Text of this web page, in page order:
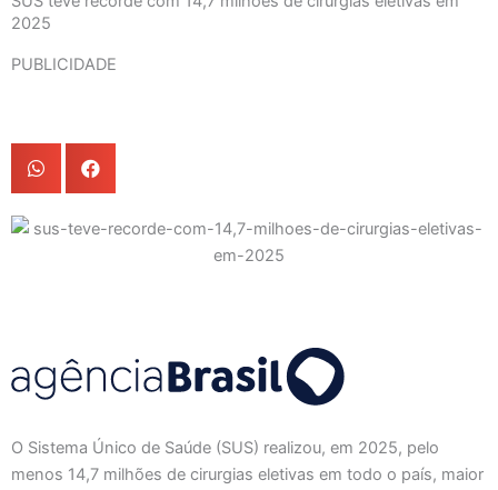
2025
PUBLICIDADE
O Sistema Único de Saúde (SUS) realizou, em 2025, pelo
menos 14,7 milhões de cirurgias eletivas em todo o país, maior